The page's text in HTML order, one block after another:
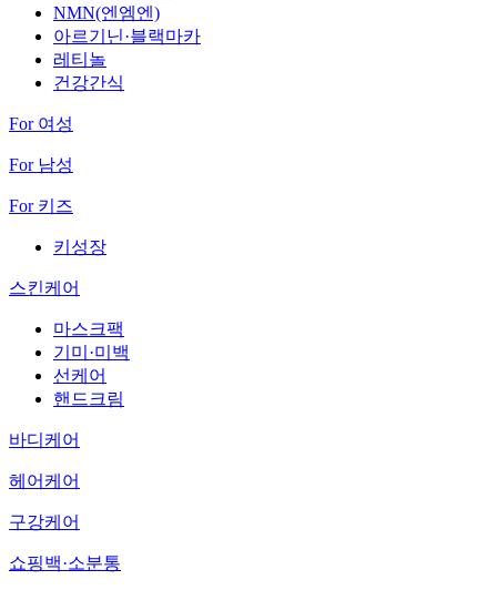
NMN(엔엠엔)
아르기닌·블랙마카
레티놀
건강간식
For 여성
For 남성
For 키즈
키성장
스킨케어
마스크팩
기미·미백
선케어
핸드크림
바디케어
헤어케어
구강케어
쇼핑백·소분통